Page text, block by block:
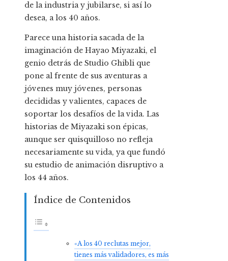
de la industria y jubilarse, si así lo
desea, a los 40 años.
Parece una historia sacada de la
imaginación de Hayao Miyazaki, el
genio detrás de Studio Ghibli que
pone al frente de sus aventuras a
jóvenes muy jóvenes, personas
decididas y valientes, capaces de
soportar los desafíos de la vida. Las
historias de Miyazaki son épicas,
aunque ser quisquilloso no refleja
necesariamente su vida, ya que fundó
su estudio de animación disruptivo a
los 44 años.
Índice de Contenidos
«A los 40 reclutas mejor,
tienes más validadores, es más